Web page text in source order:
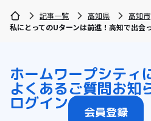
記事一覧 高知県
高知市
私にとってのUターンは前進！高知で出会
ホームワープシティ
よくあるご質問お知
ログイン 会員登録